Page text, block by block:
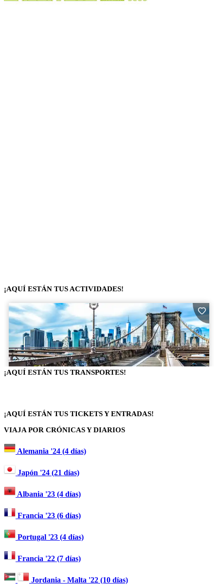
¡AQUÍ ESTÁN TUS ACTIVIDADES!
¡AQUÍ ESTÁN TUS TRANSPORTES!
¡AQUÍ ESTÁN TUS TICKETS Y ENTRADAS!
VIAJA POR CRÓNICAS Y DIARIOS
Alemania '24 (4 días)
Japón '24 (21 días)
Albania '23 (4 días)
Francia '23 (6 días)
Portugal '23 (4 días)
Francia '22 (7 días)
Jordania - Malta '22 (10 días)